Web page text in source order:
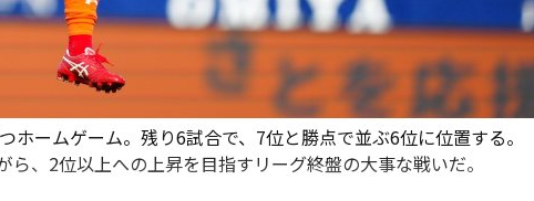
ホームゲーム。残り6試合で、7位と勝点で並ぶ6位に位置する。
、2位以上への上昇を目指すリーグ終盤の大事な戦いだ。